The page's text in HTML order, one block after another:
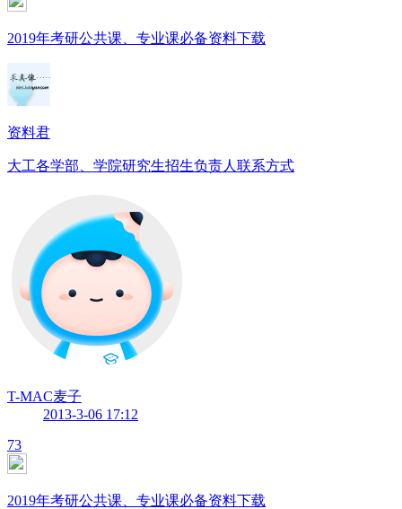
2019年考研公共课、专业课必备资料下载
资料君
大工各学部、学院研究生招生负责人联系方式
T-MAC麦子
2013-3-06 17:12
73
2019年考研公共课、专业课必备资料下载